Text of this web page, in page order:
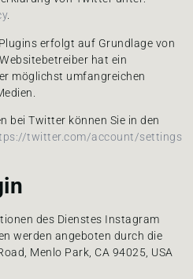
.
erfolgt auf Grundlage von
hat ein
möglichst umfangreichen
bei Twitter können Sie in den
twitter.com/account/settings
des Dienstes Instagram
werden angeboten durch die
Menlo Park, CA 94025, USA